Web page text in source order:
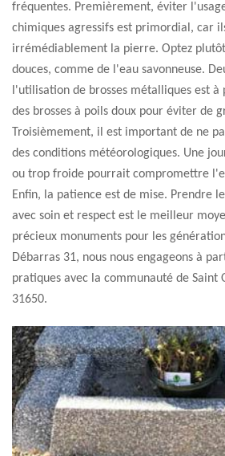
fréquentes. Premièrement, éviter
chimiques agressifs est primordial, car
irrémédiablement la pierre. Optez
douces, comme de l'eau savonneuse.
l'utilisation de brosses métalliques est
des brosses à poils doux pour éviter de
Troisièmement, il est important de ne
des conditions météorologiques. Une
ou trop froide pourrait compromettre
Enfin, la patience est de mise. Prendre
avec soin et respect est le meilleur
précieux monuments pour les
Débarras 31, nous nous engageons à
pratiques avec la communauté de Saint
31650.